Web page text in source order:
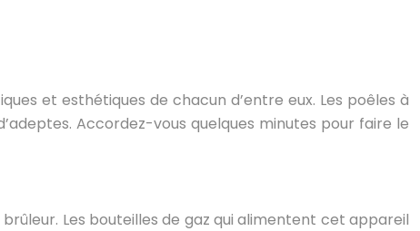
et esthétiques de chacun d’entre eux. Les poêles à
Accordez-vous quelques minutes pour faire le
brûleur. Les bouteilles de gaz qui alimentent cet appareil